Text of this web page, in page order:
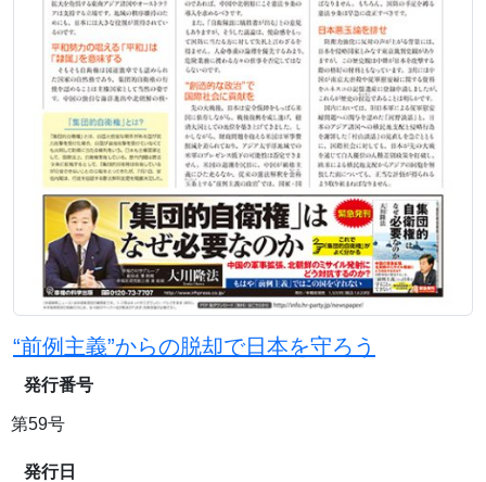
“前例主義”からの脱却で日本を守ろう
発行番号
第59号
発行日